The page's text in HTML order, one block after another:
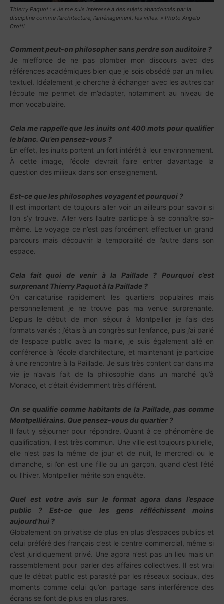
Thierry Paquot : « Je me suis intéressé à des sujets abandonnés par la
discipline comme l’architecture, l’aménagement, les villes. » Photo Angelo
Crotti
Comment peut-on philosopher sans perdre son auditoire ?
Je m’efforce de ne pas plomber mon discours avec des
références académiques bien que je sois obsédé par un milieu
textuel. Idéalement je cherche à échanger avec les autres car
l’écoute me permet de m’adapter, notamment au niveau de
mon vocabulaire.
Cela me rappelle que les inuits ont 400 mots pour qualifier
le blanc. Qu’en pensez-vous ?
En effet, les inuits portent un fort intérêt à leur environnement.
À cette image, l’école devrait faire entrer davantage la
question des milieux dans son enseignement.
Est-ce que les philosophes voyagent et pourquoi ?
Il est important de toujours aller voir un ailleurs pour savoir si
l’on s’y trouve. Aller vers l’autre participe à se connaître soi-
même. Le voyage ce n’est pas forcément effectuer un grand
parcours mais découvrir la temporalité de l’autre dans son
espace.
Cela fait quoi de venir à la Paillade ? Pourquoi c’est
surprenant Thierry Paquot à la Paillade ?
On caricaturise rapidement les quartiers populaires mais
personnellement je ne trouve pas ma venue surprenante.
Depuis le début de mon séjour à Montpellier je fais des
formats variés ; j’étais à un congrès sur l’enfance, puis j’ai parlé
de l’espace public avec la mairie, je suis également allé en
conférence à l’école d’architecture, et maintenant je participe
à une rencontre à la Paillade. Je suis très content car dans ma
vie je n’avais fait de la philosophie dans un marché qu’à
Monaco, et c’était évidemment très différent.
On se qualifie comme habitants de la Paillade, pas comme
Montpelliérains. Que pensez-vous du quartier ?
Il faut y séjourner pour répondre. Quant à ce phénomène de
qualification, il est très commun. Une ville est toujours plurielle,
elle n’est pas la même de jour et de nuit, le mercredi ou le
dimanche, si l’on est une fille ou un garçon, quand c’est l’été
ou l’hiver. Montpellier mérite son enquête.
Quel est votre avis sur le format agora dans l’espace
public ? Est-ce que les gens réfléchissent moins
aujourd’hui ?
Globalement on privatise de plus en plus d’espaces publics et
celui préféré des français c’est le centre commercial, même si
c’est juridiquement privé. Une agora n’est pas un lieu mais un
rassemblement pour parler des affaires collectives. Il est vrai
que le débat public est parasité par les réseaux sociaux, des
moments comme celui qu’on partage sans interférence des
écrans se font de plus en plus rares.